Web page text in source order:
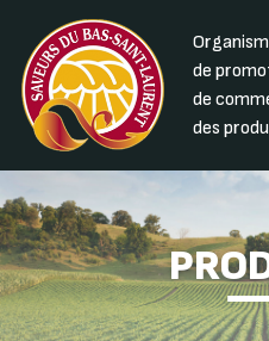
de
de
des